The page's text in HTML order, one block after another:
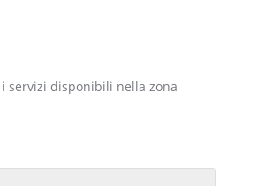
servizi disponibili nella zona